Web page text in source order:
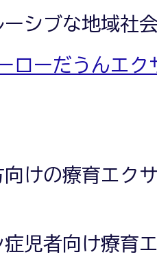
シブな地域社
ローだうんエ
向けの療育エク
症児者向け療育